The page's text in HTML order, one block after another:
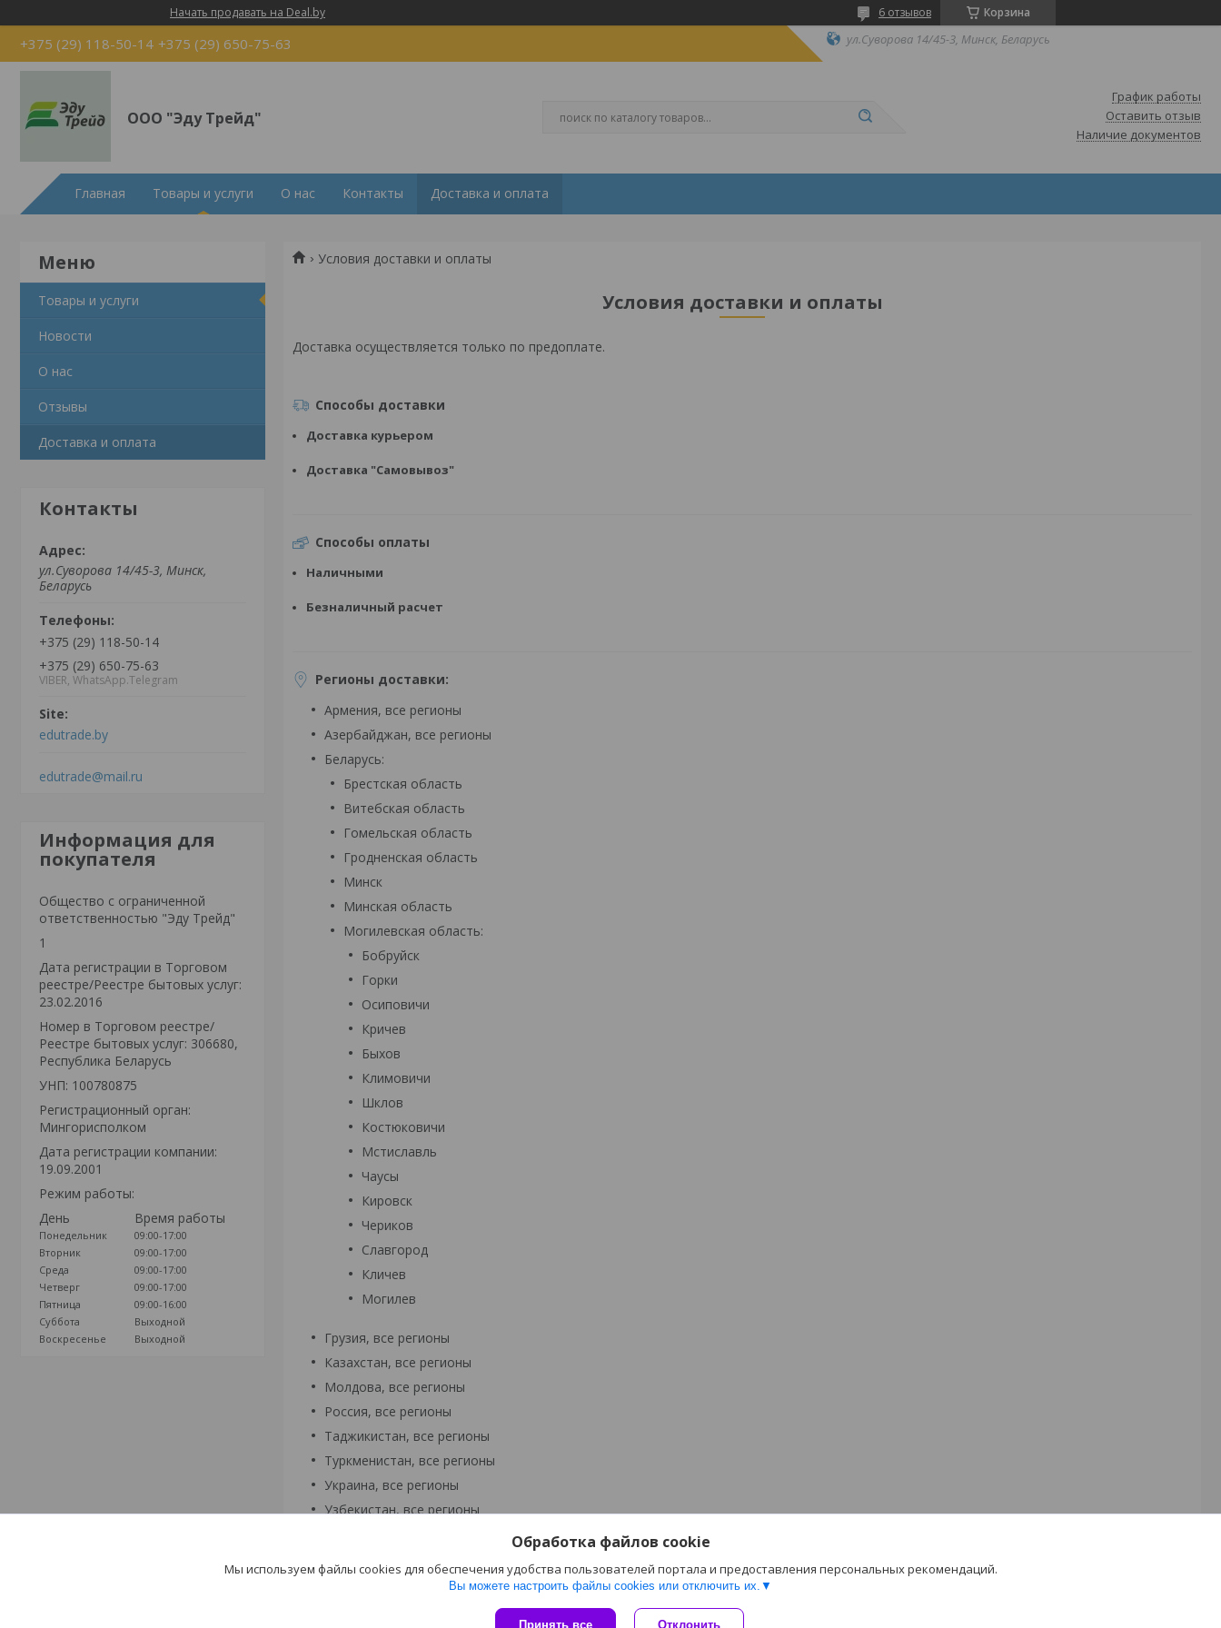
Начать продавать на Deal.by Корзина
6 отзывов
+375 (29) 118-50-14 +375 (29) 650-75-63 ул.Суворова 14/45-3, Минск, Беларусь
ООО "Эду Трейд"
График работы
Оставить отзыв
Наличие документов
Главная Товары и услуги О нас Контакты Доставка и оплата
Товары и услуги
Новости
О нас
Отзывы
Доставка и оплата
Контакты
ул.Суворова 14/45-3, Минск,
Беларусь
+375 (29) 118-50-14
+375 (29) 650-75-63
VIBER, WhatsApp.Telegram
edutrade.by
edutrade@mail.ru
Информация для
покупателя
Общество с ограниченной
ответственностью "Эду Трейд"
1
Дата регистрации в Торговом
реестре/Реестре бытовых услуг:
23.02.2016
Номер в Торговом реестре/
Реестре бытовых услуг: 306680,
Республика Беларусь
УНП: 100780875
Регистрационный орган:
Мингорисполком
Дата регистрации компании:
19.09.2001
Режим работы:
День
Время работы
Понедельник
09:00-17:00
Вторник
09:00-17:00
Среда
09:00-17:00
Четверг
09:00-17:00
Пятница
09:00-16:00
Суббота
Выходной
Воскресенье
Выходной
Условия доставки и оплаты
Условия доставки и оплаты
Доставка осуществляется только по предоплате.
Способы доставки
Доставка курьером
Доставка "Самовывоз"
Способы оплаты
Наличными
Безналичный расчет
Регионы доставки:
Армения, все регионы
Азербайджан, все регионы
Беларусь:
Брестская область
Витебская область
Гомельская область
Гродненская область
Минск
Минская область
Могилевская область:
Бобруйск
Горки
Осиповичи
Кричев
Быхов
Климовичи
Шклов
Костюковичи
Мстиславль
Чаусы
Кировск
Чериков
Славгород
Кличев
Могилев
Грузия, все регионы
Казахстан, все регионы
Молдова, все регионы
Россия, все регионы
Таджикистан, все регионы
Туркменистан, все регионы
Украина, все регионы
Узбекистан, все регионы
Сайт создан на платформе Deal.by
Обработка файлов cookie
Мы используем файлы cookies для обеспечения удобства пользователей портала и предоставления персональных рекомендаций.
Вы можете настроить файлы cookies или отключить их.
Принять все Отклонить